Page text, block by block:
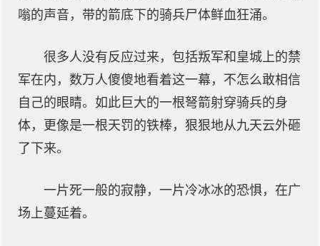
嗡的声音，带的箭底下的骑兵尸体鲜血狂涌。
很多人没有反应过来，包括叛军和皇城上的禁
军在内，数万人傻傻地看着这一幕，不怎么敢相信
自己的眼睛。如此巨大的一根弩箭射穿骑兵的身
体，更像是一根天罚的铁棒，狠狠地从九天云外砸
了下来。
一片死一般的寂静，一片冷冰冰的恐惧，在广
场上蔓延着。